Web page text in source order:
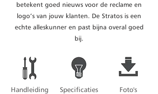
betekent goed nieuws voor de reclame en
logo’s van jouw klanten. De Stratos is een
echte alleskunner en past bijna overal goed
bij.
Handleiding Specificaties Foto's